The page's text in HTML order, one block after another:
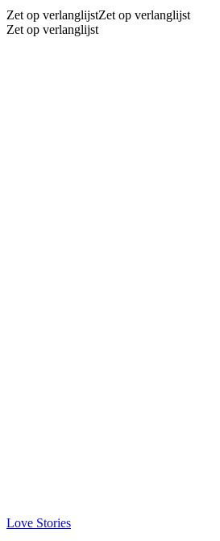
Zet op verlanglijstZet op verlanglijst
Zet op verlanglijst
Love Stories